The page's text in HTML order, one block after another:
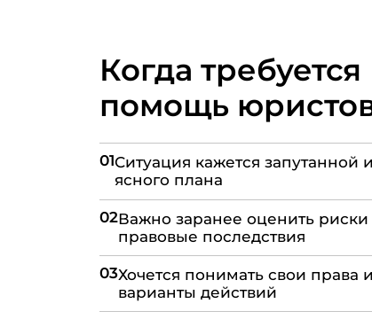
Когда требуется
помощь
01Ситуация кажется запутанной
ясного плана
02Важно заранее оценить риски
правовые последствия
03Хочется понимать свои права и
варианты действий